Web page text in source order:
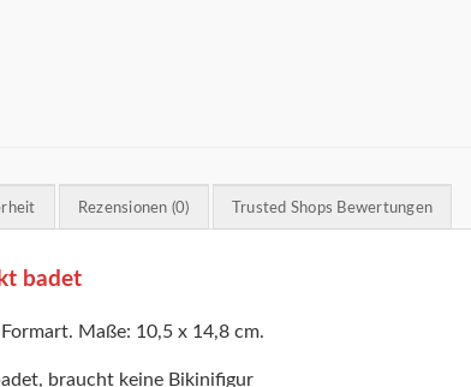
Rezensionen (0) Trusted Shops Bewertungen
badet
Maße: 10,5 x 14,8 cm.
braucht keine Bikinifigur